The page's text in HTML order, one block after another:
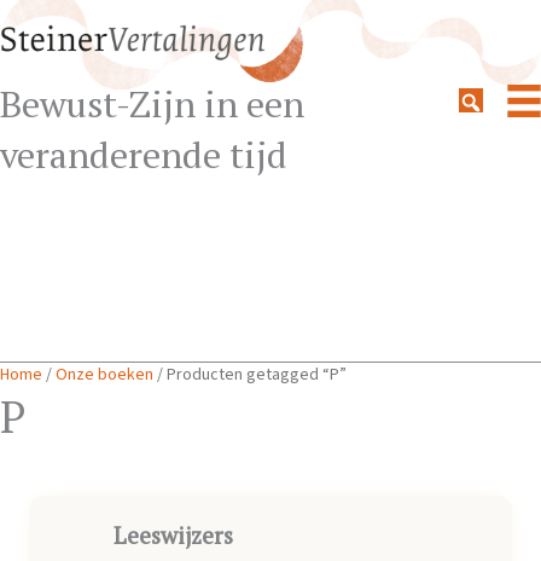
Bewust-Zijn in een
veranderende tijd
Home /Onze boeken / Producten getagged “P”
P
Leeswijzers